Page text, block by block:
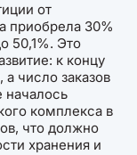
от
приобрела 30%
50,1%. Это
к концу
число заказов
началось
комплекса в
что должно
хранения и